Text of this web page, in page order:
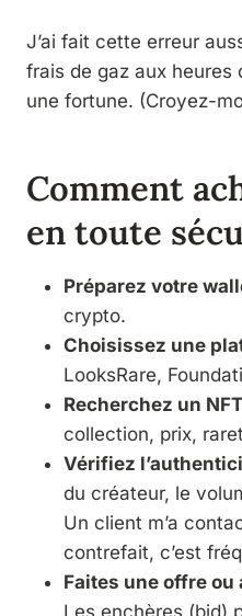
J’ai fait cette erreur
frais de gaz aux heures
une fortune. (Croyez-
Comment
en toute
Préparez votre
crypto.
Choisissez une
LooksRare,
Recherchez un
collection, prix,
Vérifiez
du créateur, le
Un client m’a
contrefait, c’est
Faites une offre
Les enchères (bid)